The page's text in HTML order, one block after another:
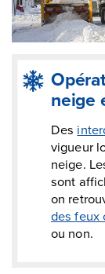
neige
Des
vigueur
neige.
sont
on
des feux
ou non.